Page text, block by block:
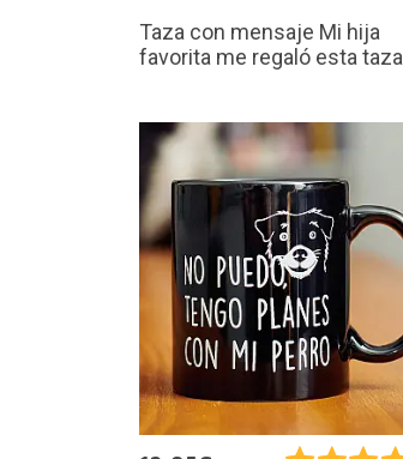
Taza con mensaje Mi hija
favorita me regaló esta taza